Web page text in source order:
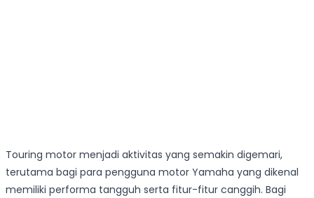
Touring motor menjadi aktivitas yang semakin digemari,
terutama bagi para pengguna motor Yamaha yang dikenal
memiliki performa tangguh serta fitur-fitur canggih. Bagi